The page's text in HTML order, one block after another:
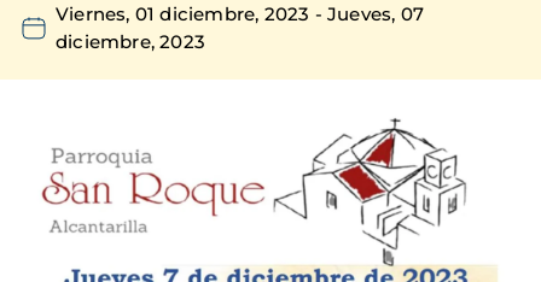
Viernes, 01 diciembre, 2023 -Jueves, 07
diciembre, 2023